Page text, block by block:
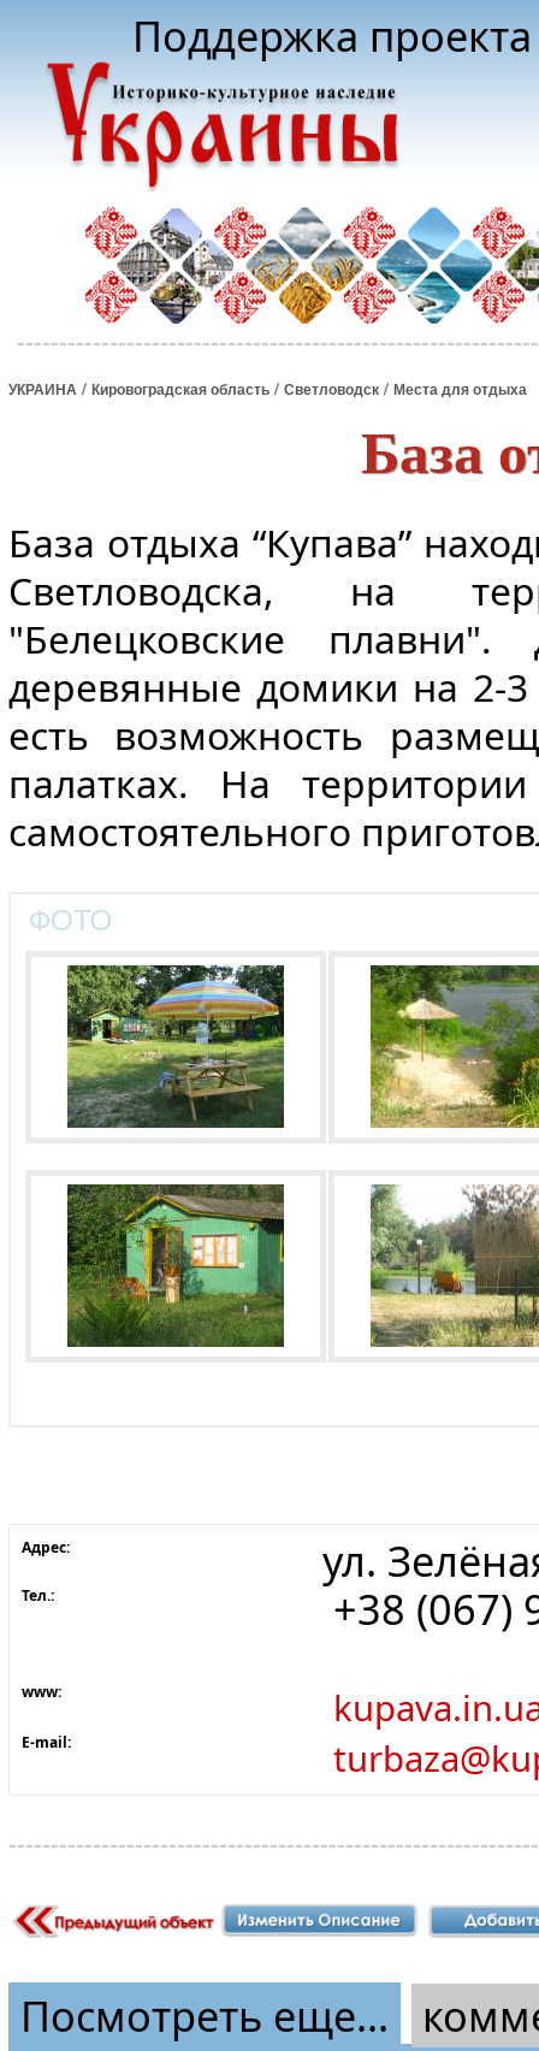
Поддержка
УКРАИНА / Кировоградская область / Светловодск / Места для отдыха
База
База отдыха “Купава”
Светловодска, на
"Белецковские плавни".
деревянные домики на 2-
есть возможность
палатках. На
самостоятельного
Адрес: ул.
Тел.: +38 (067)
www:
E-mail:
Посмотреть еще...